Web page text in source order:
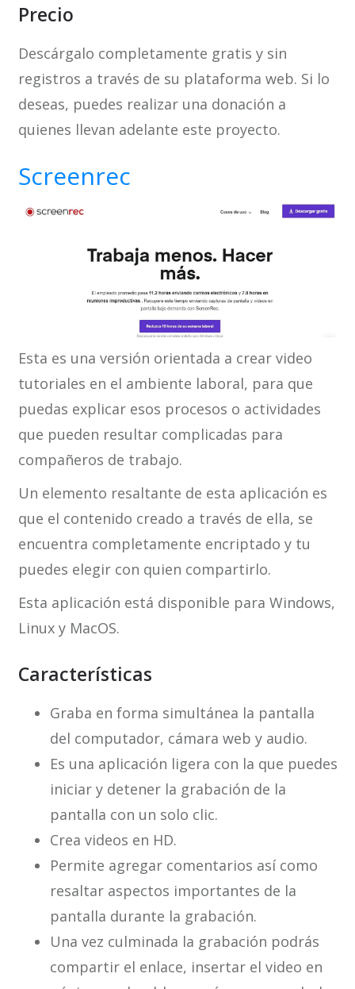
Precio
Descárgalo completamente gratis y sin
registros a través de su plataforma web. Si lo
deseas, puedes realizar una donación a
quienes llevan adelante este proyecto.
Screenrec
Esta es una versión orientada a crear video
tutoriales en el ambiente laboral, para que
puedas explicar esos procesos o actividades
que pueden resultar complicadas para
compañeros de trabajo.
Un elemento resaltante de esta aplicación es
que el contenido creado a través de ella, se
encuentra completamente encriptado y tu
puedes elegir con quien compartirlo.
Esta aplicación está disponible para Windows,
Linux y MacOS.
Características
Graba en forma simultánea la pantalla
del computador, cámara web y audio.
Es una aplicación ligera con la que puedes
iniciar y detener la grabación de la
pantalla con un solo clic.
Crea videos en HD.
Permite agregar comentarios así como
resaltar aspectos importantes de la
pantalla durante la grabación.
Una vez culminada la grabación podrás
compartir el enlace, insertar el video en